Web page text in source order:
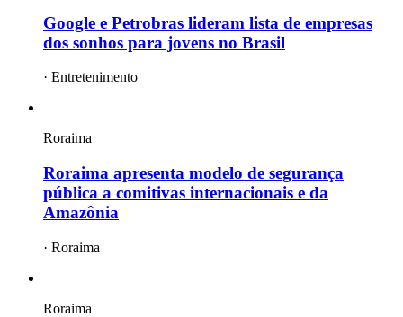
Google e Petrobras lideram lista de empresas
dos sonhos para jovens no Brasil
· Entretenimento
Roraima
Roraima apresenta modelo de segurança
pública a comitivas internacionais e da
Amazônia
· Roraima
Roraima